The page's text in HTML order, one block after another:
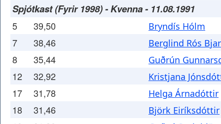
Spjótkast (Fyrir 1998) - Kvenna - 11.08.1991
5 39,50 Bryndís Hólm
7 38,46 Berglind Rós
8 35,44 Guðrún
12 32,92 Kristjana
17 31,78 Helga Árnadóttir
18 31,46 Björk Eiríksdóttir